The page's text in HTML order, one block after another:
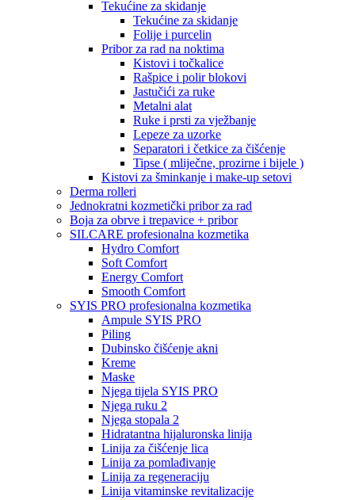
Tekućine za skidanje
Tekućine za skidanje
Folije i purcelin
Pribor za rad na noktima
Kistovi i točkalice
Rašpice i polir blokovi
Jastučići za ruke
Metalni alat
Ruke i prsti za vježbanje
Lepeze za uzorke
Separatori i četkice za čišćenje
Tipse ( mliječne, prozirne i bijele )
Kistovi za šminkanje i make-up setovi
Derma rolleri
Jednokratni kozmetički pribor za rad
Boja za obrve i trepavice + pribor
SILCARE profesionalna kozmetika
Hydro Comfort
Soft Comfort
Energy Comfort
Smooth Comfort
SYIS PRO profesionalna kozmetika
Ampule SYIS PRO
Piling
Dubinsko čišćenje akni
Kreme
Maske
Njega tijela SYIS PRO
Njega ruku 2
Njega stopala 2
Hidratantna hijaluronska linija
Linija za čišćenje lica
Linija za pomlađivanje
Linija za regeneraciju
Linija vitaminske revitalizacije